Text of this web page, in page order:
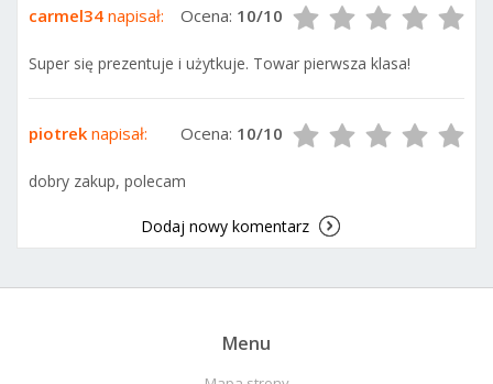
carmel34 napisał: Ocena: 10/10
Super się prezentuje i użytkuje. Towar pierwsza klasa!
piotrek napisał: Ocena: 10/10
dobry zakup, polecam
Dodaj nowy komentarz
Menu